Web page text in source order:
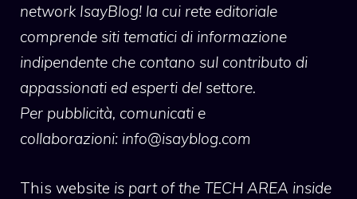
network IsayBlog! la cui rete editoriale
comprende siti tematici di informazione
indipendente che contano sul contributo di
appassionati ed esperti del settore.
Per pubblicità, comunicati e
collaborazioni: info@isayblog.com
This website is part of the TECH AREA inside